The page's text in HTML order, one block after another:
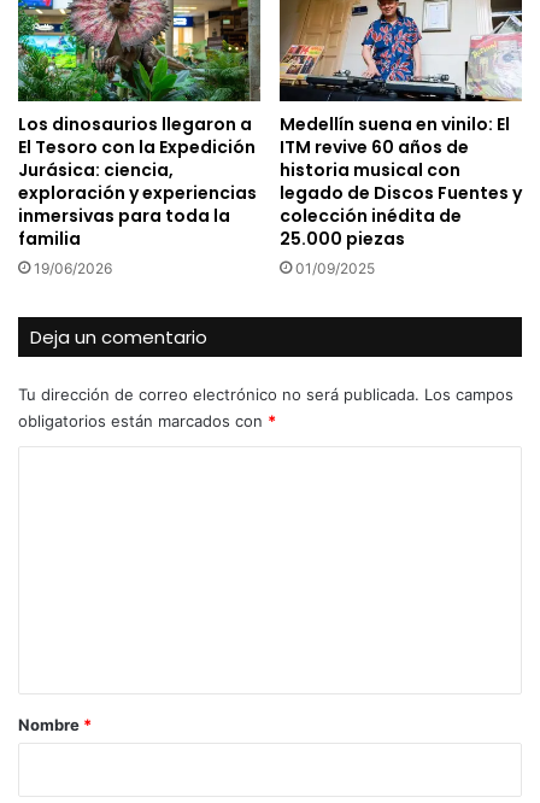
Los dinosaurios llegaron a
El Tesoro con la Expedición
Jurásica: ciencia,
exploración y experiencias
inmersivas para toda la
familia
19/06/2026
Medellín suena en vinilo: El
ITM revive 60 años de
historia musical con
legado de Discos Fuentes y
colección inédita de
25.000 piezas
01/09/2025
Deja un comentario
Tu dirección de correo electrónico no será publicada. Los campos
obligatorios están marcados con *
r
Nombre *